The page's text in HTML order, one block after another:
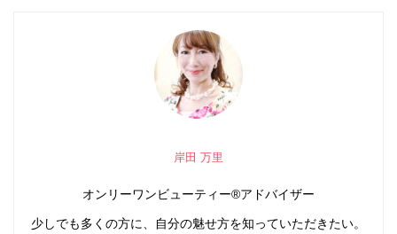
岸田 万里
オンリーワンビューティー®アドバイザー
少しでも多くの方に、自分の魅せ方を知っていただきたい。